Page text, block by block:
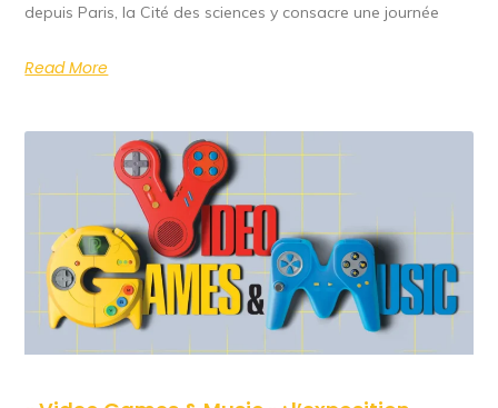
depuis Paris, la Cité des sciences y consacre une journée
Read More